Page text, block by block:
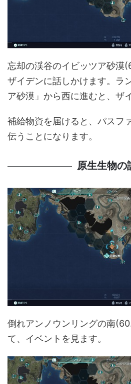
忘却の渓谷のイビッツア砂漠
ザイデンに話しかけます。ラ
ア砂漠」から西に進むと、ザ
補給物資を届けると、パスフ
伝うことになります。
原生生物の
倒れアンノウンリングの南
て、イベントを見ます。